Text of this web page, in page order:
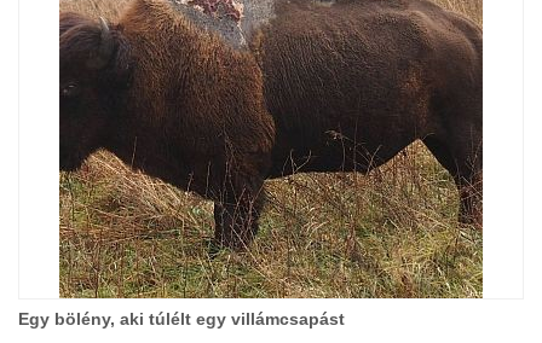
Egy bölény, aki túlélt egy villámcsapást